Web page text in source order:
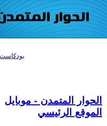
بودكاست
الحوار المتمدن - موبايل
الموقع الرئيسي